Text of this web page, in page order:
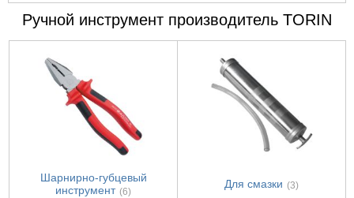
Ручной инструмент производитель TORIN
Шарнирно-губцевый
инструмент (6)
Для смазки (3)